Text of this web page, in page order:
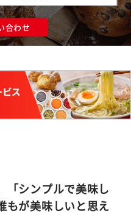
合わせ
「シンプルで美味し
もが美味しいと思え